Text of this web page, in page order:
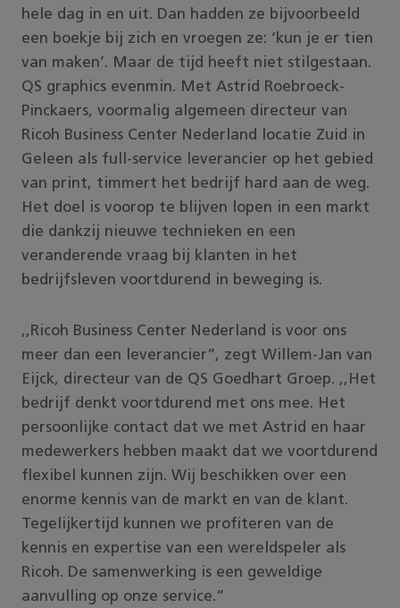
hele dag in en uit. Dan hadden ze bijvoorbeeld
een boekje bij zich en vroegen ze: ‘kun je er tien
van maken’. Maar de tijd heeft niet stilgestaan.
QS graphics evenmin. Met Astrid Roebroeck-
Pinckaers, voormalig algemeen directeur van
Ricoh Business Center Nederland locatie Zuid in
Geleen als full-service leverancier op het gebied
van print, timmert het bedrijf hard aan de weg.
Het doel is voorop te blijven lopen in een markt
die dankzij nieuwe technieken en een
veranderende vraag bij klanten in het
bedrijfsleven voortdurend in beweging is.
,,Ricoh Business Center Nederland is voor ons
meer dan een leverancier”, zegt Willem-Jan van
Eijck, directeur van de QS Goedhart Groep. ,,Het
bedrijf denkt voortdurend met ons mee. Het
persoonlijke contact dat we met Astrid en haar
medewerkers hebben maakt dat we voortdurend
flexibel kunnen zijn. Wij beschikken over een
enorme kennis van de markt en van de klant.
Tegelijkertijd kunnen we profiteren van de
kennis en expertise van een wereldspeler als
Ricoh. De samenwerking is een geweldige
aanvulling op onze service.”